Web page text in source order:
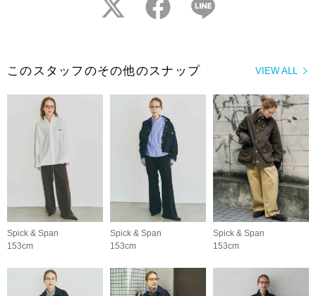
VIEW ALL
このスタッフのその他のスナップ
Spick & Span
153cm
Spick & Span
153cm
Spick & Span
153cm